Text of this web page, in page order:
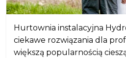
Hurtownia instalacyjna
ciekawe rozwiązania dla
większą popularnością